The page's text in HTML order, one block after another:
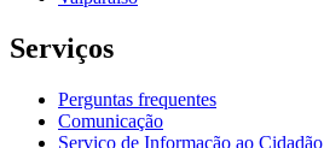
Serviços
Perguntas frequentes
Comunicação
Serviço de Informação ao Cidadão